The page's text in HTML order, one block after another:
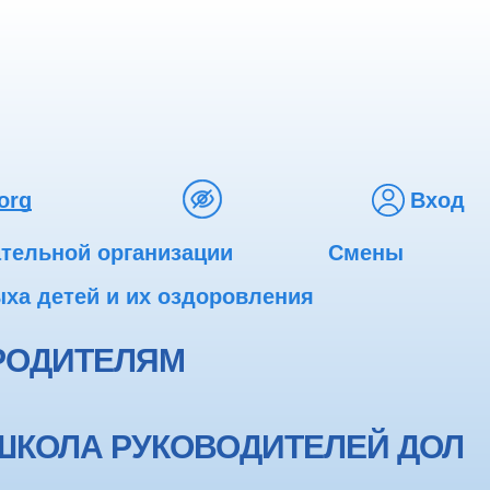
Вход
организации
Смены
детей и их оздоровления
РУКОВОДИТЕЛЕЙ ДОЛ